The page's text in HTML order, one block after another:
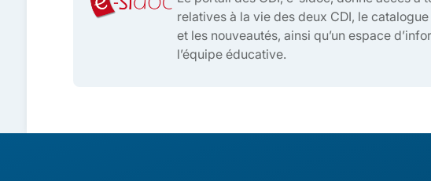
relatives à la vie des deux CDI, le
et les nouveautés, ainsi qu’un espace
l’équipe éducative.